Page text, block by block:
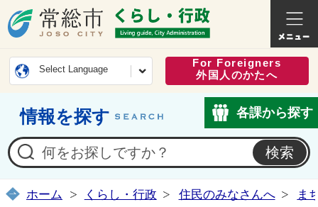
常総市公式ホームページ
くらし
Select Language
For Foreigners
外国人のかたへ
情報を探す 各課から探す
ホーム くらし・行政 住民のみなさんへ ま